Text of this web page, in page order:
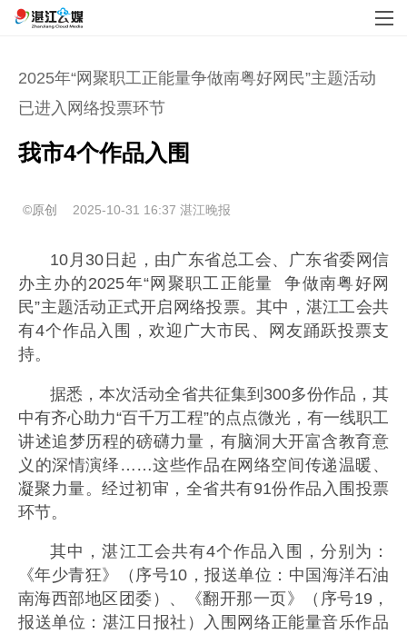
2025年“网聚职工正能量争做南粤好网民”主题活动
已进入网络投票环节
我市4个作品入围
©原创 2025-10-31 16:37 湛江晚报
10月30日起，由广东省总工会、广东省委网信
办主办的2025年“网聚职工正能量 争做南粤好网
民”主题活动正式开启网络投票。其中，湛江工会共
有4个作品入围，欢迎广大市民、网友踊跃投票支
持。
据悉，本次活动全省共征集到300多份作品，其
中有齐心助力“百千万工程”的点点微光，有一线职工
讲述追梦历程的磅礴力量，有脑洞大开富含教育意
义的深情演绎……这些作品在网络空间传递温暖、
凝聚力量。经过初审，全省共有91份作品入围投票
环节。
其中，湛江工会共有4个作品入围，分别为：
《年少青狂》（序号10，报送单位：中国海洋石油
南海西部地区团委）、《翻开那一页》（序号19，
报送单位：湛江日报社）入围网络正能量音乐作品